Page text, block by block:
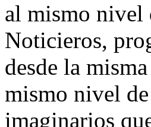
al mismo nivel
Noticieros,
desde la
mismo nivel
imaginarios